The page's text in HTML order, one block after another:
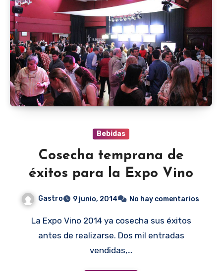
Bebidas
Cosecha temprana de
éxitos para la Expo Vino
Gastro 9 junio, 2014 No hay comentarios
La Expo Vino 2014 ya cosecha sus éxitos
antes de realizarse. Dos mil entradas
vendidas,…